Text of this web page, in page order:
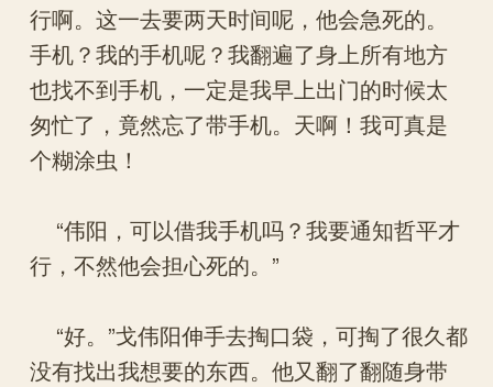
行啊。这一去要两天时间呢，他会急死的。
手机？我的手机呢？我翻遍了身上所有地方
也找不到手机，一定是我早上出门的时候太
匆忙了，竟然忘了带手机。天啊！我可真是
个糊涂虫！
“伟阳，可以借我手机吗？我要通知哲平才
行，不然他会担心死的。”
“好。”戈伟阳伸手去掏口袋，可掏了很久都
没有找出我想要的东西。他又翻了翻随身带